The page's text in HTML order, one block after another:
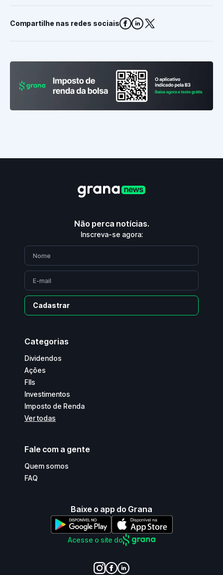
Compartilhe nas redes sociais
Não perca notícias.
Inscreva-se agora:
Cadastrar
Categorias
Dividendos
Ações
FIIs
Investimentos
Imposto de Renda
Ver todas
Fale com a gente
Quem somos
FAQ
Baixe o app do Grana
Acesse o site do